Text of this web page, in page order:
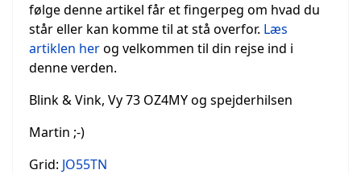
følge denne artikel får et fingerpeg om hvad du
står eller kan komme til at stå overfor. Læs
artiklen herog velkommen til din rejse ind i
denne verden.
Blink & Vink, Vy 73 OZ4MY og spejderhilsen
Martin ;-)
Grid: JO55TN